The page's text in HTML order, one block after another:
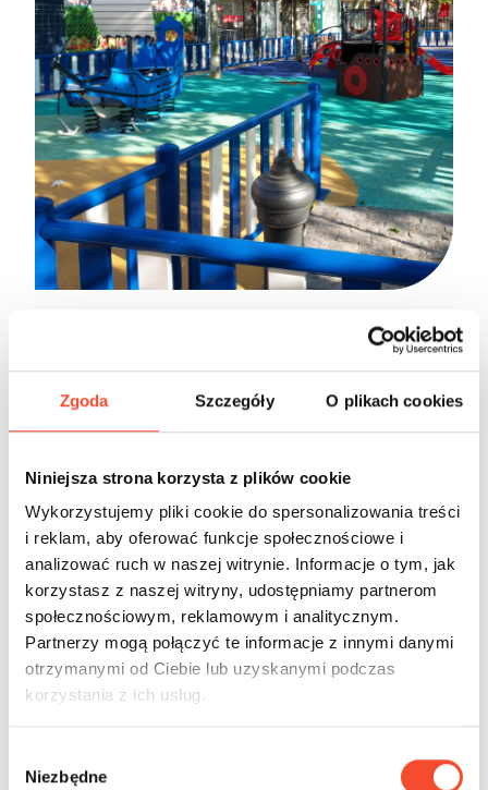
Zgoda Szczegóły O plikach cookies
Niniejsza strona korzysta z plików cookie
Wykorzystujemy pliki cookie do spersonalizowania treści
i reklam, aby oferować funkcje społecznościowe i
analizować ruch w naszej witrynie. Informacje o tym, jak
korzystasz z naszej witryny, udostępniamy partnerom
społecznościowym, reklamowym i analitycznym.
Partnerzy mogą połączyć te informacje z innymi danymi
otrzymanymi od Ciebie lub uzyskanymi podczas
korzystania z ich usług.
Niezbędne
Славия - Испания